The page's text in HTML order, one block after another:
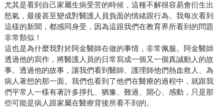
尤其是看到自己家屬生病受苦的時候，這種不解很容易會衍生出
怒氣，最後甚至變成對醫護人員負面的情緒跟行為。我每次看到
這樣的新聞，都感同身受，因為這跟我們在教育界所看到的問題
非常類似！
這也是為什麼我對於阿金醫師在做的事情，非常佩服。阿金醫師
透過他的寫作，將醫護人員的日常寫成一個又一個真誠動人的故
事。透過他的故事，讓我們看到醫師、護理師他們熱血救人、為
病人著想的那一面。我們也看到了他們在醫療的過程中，就跟我
們平常人一樣有著許多掙扎、猶豫、難過、開心、感動，只是那
些可能是病人跟家屬在醫療背後所看不到的。